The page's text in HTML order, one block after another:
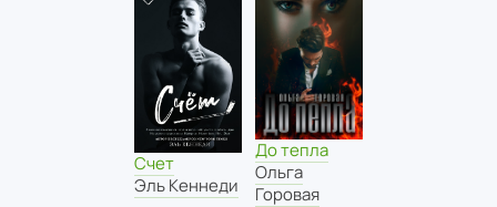
Счет
Эль Кеннеди
До тепла
Ольга
Горовая